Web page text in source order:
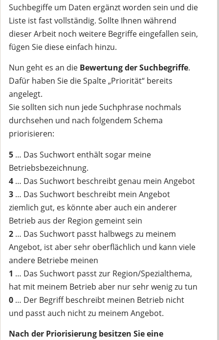
Suchbegiffe um Daten ergänzt worden sein und die
Liste ist fast vollständig. Sollte Ihnen während
dieser Arbeit noch weitere Begriffe eingefallen sein,
fügen Sie diese einfach hinzu.
Nun geht es an die Bewertung der Suchbegriffe.
Dafür haben Sie die Spalte „Priorität“ bereits
angelegt.
Sie sollten sich nun jede Suchphrase nochmals
durchsehen und nach folgendem Schema
priorisieren:
5 … Das Suchwort enthält sogar meine
Betriebsbezeichnung.
4 … Das Suchwort beschreibt genau mein Angebot
3 … Das Suchwort beschreibt mein Angebot
ziemlich gut, es könnte aber auch ein anderer
Betrieb aus der Region gemeint sein
2 … Das Suchwort passt halbwegs zu meinem
Angebot, ist aber sehr oberflächlich und kann viele
andere Betriebe meinen
1 … Das Suchwort passt zur Region/Spezialthema,
hat mit meinem Betrieb aber nur sehr wenig zu tun
0 … Der Begriff beschreibt meinen Betrieb nicht
und passt auch nicht zu meinem Angebot.
Nach der Priorisierung besitzen Sie eine